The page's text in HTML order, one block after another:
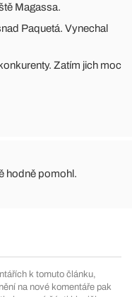
Magassa.
Paquetá. Vynechal
Zatím jich moc
hodně pomohl.
k tomuto článku,
na nové komentáře pak